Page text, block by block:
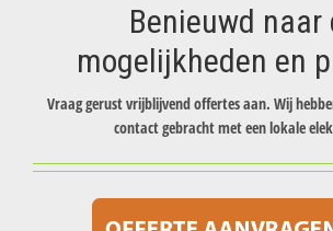
Benieuwd naar
mogelijkheden en
Vraag gerust vrijblijvend offertes aan. Wij
contact gebracht met een lokale